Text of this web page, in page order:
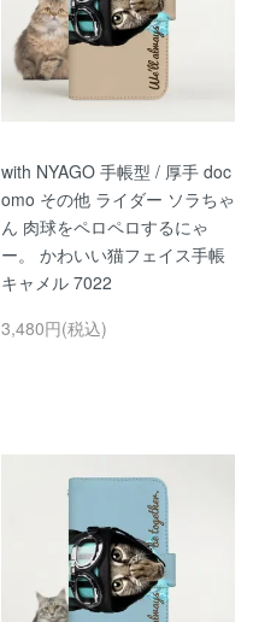
with NYAGO 手帳型 / 厚手 doc
omo その他 ライダー ソラちゃ
ん 肉球をペロペロするにゃ
ー。 かわいい猫フェイス手帳
キャメル 7022
3,480円(税込)